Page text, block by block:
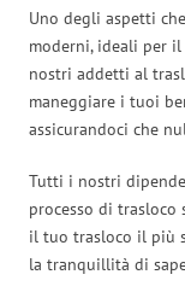
Uno degli aspetti
moderni, ideali per
nostri addetti al
maneggiare i tuoi
assicurandoci che
Tutti i nostri
processo di
il tuo trasloco il più
la tranquillità di